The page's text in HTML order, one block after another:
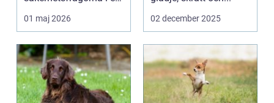
häststall. Runt
Uppsala, me...
01 maj 2026 02 december 2025